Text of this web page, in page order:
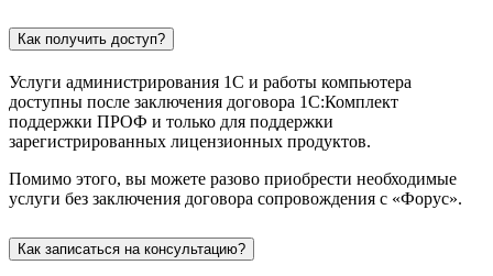
Как получить доступ?
Услуги администрирования 1С и работы компьютера
доступны после заключения договора 1С:Комплект
поддержки ПРОФ и только для поддержки
зарегистрированных лицензионных продуктов.
Помимо этого, вы можете разово приобрести необходимые
услуги без заключения договора сопровождения с «Форус».
Как записаться на консультацию?